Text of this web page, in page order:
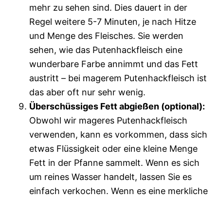
mehr zu sehen sind. Dies dauert in der
Regel weitere 5-7 Minuten, je nach Hitze
und Menge des Fleisches. Sie werden
sehen, wie das Putenhackfleisch eine
wunderbare Farbe annimmt und das Fett
austritt – bei magerem Putenhackfleisch ist
das aber oft nur sehr wenig.
Überschüssiges Fett abgießen (optional):
Obwohl wir mageres Putenhackfleisch
verwenden, kann es vorkommen, dass sich
etwas Flüssigkeit oder eine kleine Menge
Fett in der Pfanne sammelt. Wenn es sich
um reines Wasser handelt, lassen Sie es
einfach verkochen. Wenn es eine merkliche